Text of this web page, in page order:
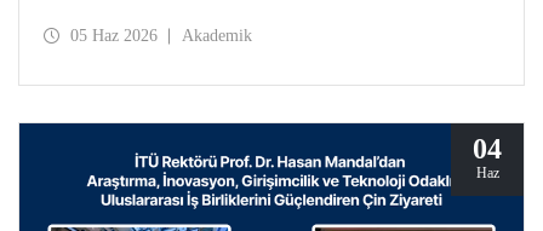
05 Haz 2026 Akademik
04
Haz